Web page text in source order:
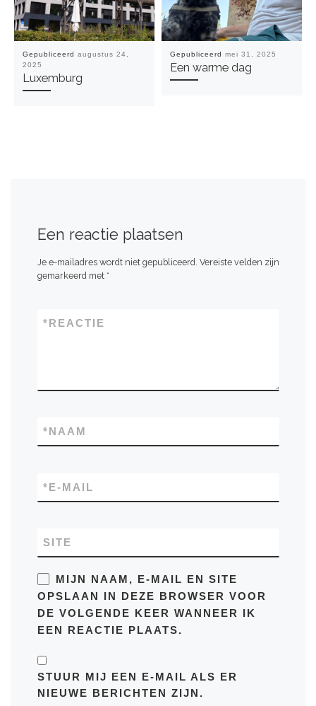
Gepubliceerd augustus 24,
2025
Luxemburg
Gepubliceerd mei 31, 2025
Een warme dag
Een reactie plaatsen
Je e-mailadres wordt niet gepubliceerd. Vereiste velden zijn
gemarkeerd met *
REACTIE
*
NAAM
*
E-MAIL
*
SITE
MIJN NAAM, E-MAIL EN SITE
OPSLAAN IN DEZE BROWSER VOOR
DE VOLGENDE KEER WANNEER IK
EEN REACTIE PLAATS.
STUUR MIJ EEN E-MAIL ALS ER
NIEUWE BERICHTEN ZIJN.